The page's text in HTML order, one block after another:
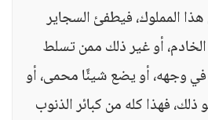
المملوك، فيطفئ السجاير
أو غير ذلك ممن تسلط
وجهه، أو يضع شيئًا محمى، أو
فهذا كله من كبائر الذنوب